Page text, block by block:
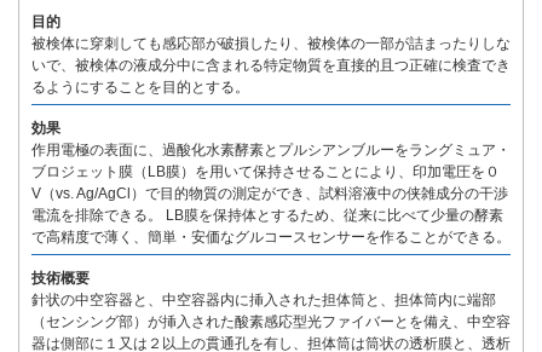
目的
被検体に穿刺しても感応部が破損したり、被検体の一部が詰まったりしな
いで、被検体の液成分中に含まれる特定物質を直接的且つ正確に検査でき
るようにすることを目的とする。
効果
作用電極の表面に、過酸化水素酵素とプルシアンブルーをラングミュア・
ブロジェット膜（LB膜）を用いて保持させることにより、印加電圧を０
V（vs. Ag/AgCl）で目的物質の測定ができ、試料溶液中の侠雑成分の干渉
電流を排除できる。 LB膜を保持体とするため、従来に比べて少量の酵素
で高精度で薄く、簡単・安価なグルコースセンサーを作ることができる。
技術概要
針状の中空容器と、中空容器内に挿入された担体筒と、担体筒内に端部
（センシング部）が挿入された酸素感応型光ファイバーとを備え、中空容
器は側部に１又は２以上の貫通孔を有し、担体筒は筒状の透析膜と、透析